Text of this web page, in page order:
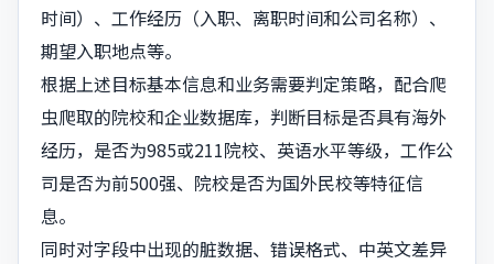
时间）、工作经历（入职、离职时间和公司名称）、
期望入职地点等。
根据上述目标基本信息和业务需要判定策略，配合爬
虫爬取的院校和企业数据库，判断目标是否具有海外
经历，是否为985或211院校、英语水平等级，工作公
司是否为前500强、院校是否为国外民校等特征信
息。
同时对字段中出现的脏数据、错误格式、中英文差异